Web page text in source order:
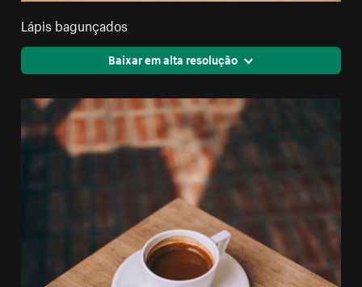
Lápis bagunçados
Baixar em alta resolução